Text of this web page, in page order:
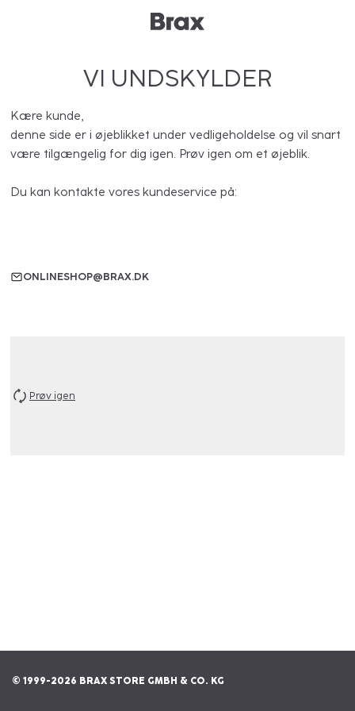
VI UNDSKYLDER
Kære kunde,
denne side er i øjeblikket under vedligeholdelse og vil snart
være tilgængelig for dig igen. Prøv igen om et øjeblik.
Du kan kontakte vores kundeservice på:
ONLINESHOP@BRAX.DK
Prøv igen
© 1999-2026 BRAX STORE GMBH & CO. KG